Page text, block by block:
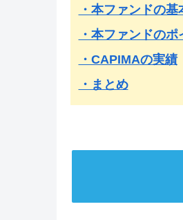
・本ファンドの基
・本ファンドのポ
・CAPIMAの実績
・まとめ